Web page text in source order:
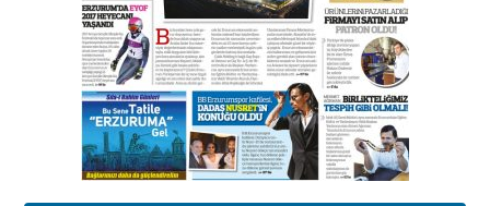
26 Mart 2026 Perşembe
Cem Bakırcı
Ardında bıraktığı hatıralarıyla
gönül adamı Faruk Terzioğlu!
13 Mayıs 2026 Çarşamba
Esat BİNDESEN
Başkan Sekmen’den Erzurum’a